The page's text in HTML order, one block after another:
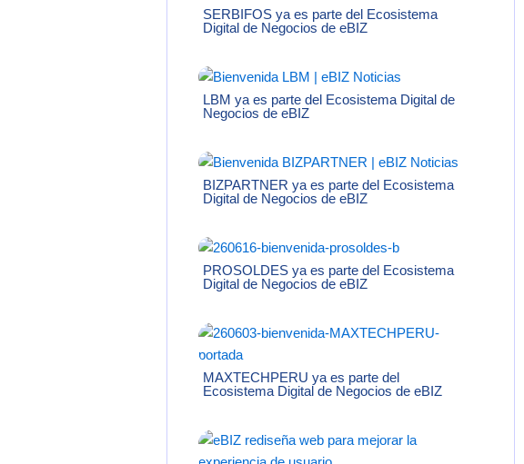
SERBIFOS ya es parte del Ecosistema
Digital de Negocios de eBIZ
LBM ya es parte del Ecosistema Digital de
Negocios de eBIZ
BIZPARTNER ya es parte del Ecosistema
Digital de Negocios de eBIZ
PROSOLDES ya es parte del Ecosistema
Digital de Negocios de eBIZ
MAXTECHPERU ya es parte del
Ecosistema Digital de Negocios de eBIZ